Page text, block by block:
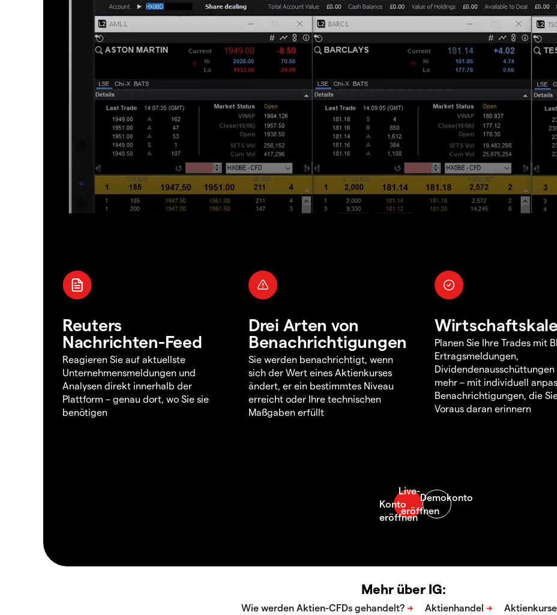
Reuters
Nachrichten-Feed
Reagieren Sie auf aktuellste
Unternehmensmeldungen und
Analysen direkt innerhalb der
Plattform – genau dort, wo Sie sie
benötigen
Drei Arten von
Benachrichtigungen
Sie werden benachrichtigt, wenn
sich der Wert eines Aktienkurses
ändert, er ein bestimmtes Niveau
erreicht oder Ihre technischen
Maßgaben erfüllt
Planen Sie Ihre Trades mit
Ertragsmeldungen,
Dividendenausschüttungen
mehr – mit individuell
Benachrichtigungen, die
Voraus daran erinnern
Mehr über IG: